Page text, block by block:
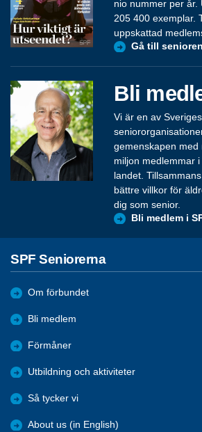
nio nummer per år.
205 400 exemplar.
uppskattad
Gå till
Bli
Vi är en av
gemenskapen
miljon medlemmar
landet.
bättre villkor för
dig som senior.
Bli medlem i
SPF Seniorerna
Om förbundet
Bli medlem
Förmåner
Utbildning och aktiviteter
Så tycker vi
About us (in English)